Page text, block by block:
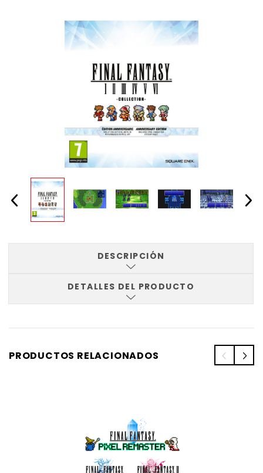
DESCRIPCIÓN
DETALLES DEL PRODUCTO
PRODUCTOS RELACIONADOS